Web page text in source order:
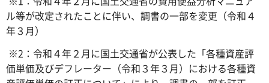
ル等が改定されたことに伴い、調書の一部を変更（令和４
年３月）
※2：令和４年２月に国土交通省が公表した「各種資産評
価単価及びデフレーター（令和３年３月）における各種資